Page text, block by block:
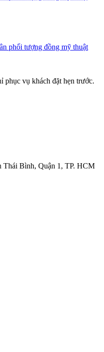
vụ khách đặt hẹn trước.
Thái Bình, Quận 1, TP. HCM